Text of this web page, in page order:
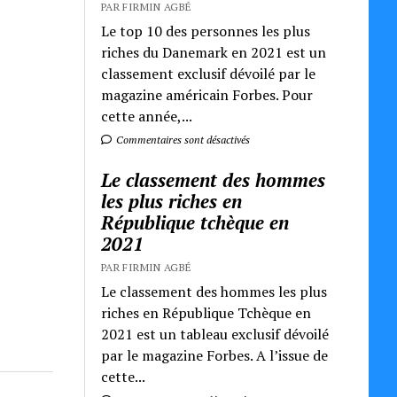
PAR FIRMIN AGBÉ
Le top 10 des personnes les plus
riches du Danemark en 2021 est un
classement exclusif dévoilé par le
magazine américain Forbes. Pour
cette année,...
Commentaires sont désactivés
Le classement des hommes
les plus riches en
République tchèque en
2021
PAR FIRMIN AGBÉ
Le classement des hommes les plus
riches en République Tchèque en
2021 est un tableau exclusif dévoilé
par le magazine Forbes. A l’issue de
cette...